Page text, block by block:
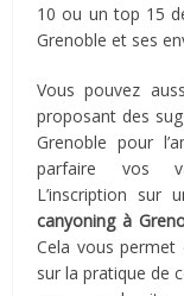
10 ou un top 15
Grenoble et ses
Vous pouvez
proposant des
Grenoble pour
parfaire vos
L’inscription sur
canyoning à
Cela vous permet
sur la pratique de